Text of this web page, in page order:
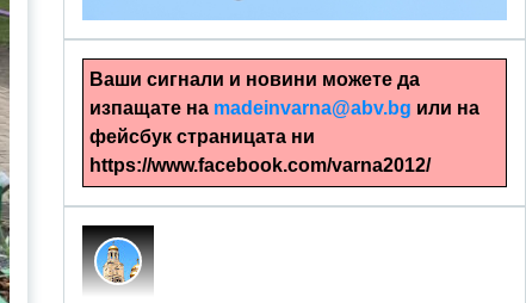
Ваши сигнали и новини можете да
изпащате на madeinvarna@abv.bg или на
фейсбук страницата ни
https://www.facebook.com/varna2012/